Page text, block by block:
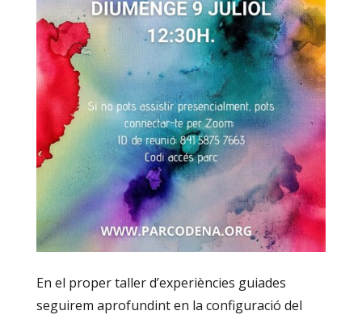
En el proper taller d’experiències guiades
seguirem aprofundint en la configuració del